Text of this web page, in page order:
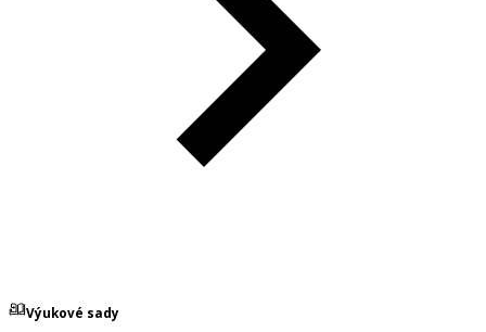
Výukové sady